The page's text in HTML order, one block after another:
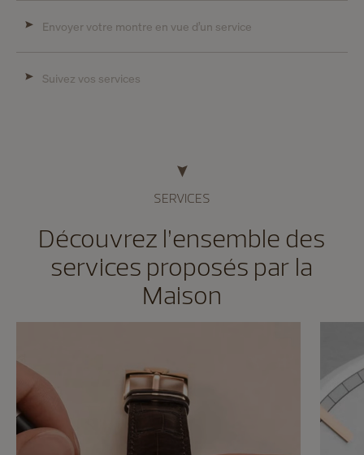
Envoyer votre montre en vue d’un service
Suivez vos services
SERVICES
Découvrez l’ensemble des
services proposés par la
Maison